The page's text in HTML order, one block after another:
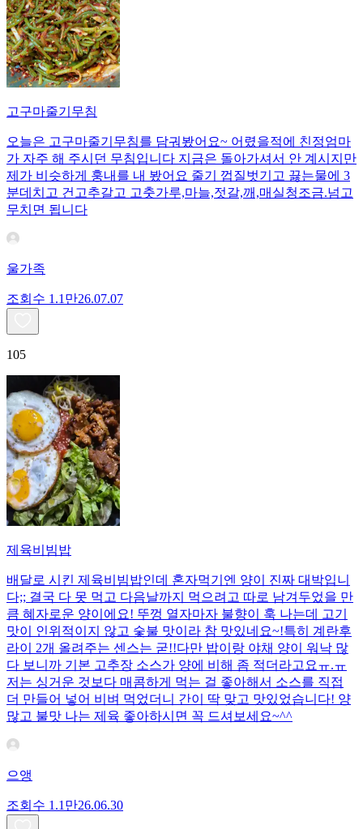
고구마줄기무침
오늘은 고구마줄기무침를 담궈봤어요~ 어렸을적에 친정엄마
가 자주 해 주시던 무침입니다 지금은 돌아가셔서 안 계시지만
제가 비슷하게 훙내를 내 봤어요 줄기 껍질벗기고 끓는물에 3
분데치고 건고추갈고 고춧가루,마늘,젓갈,깨,매실청조금.넘고
무치면 됩니다
울가족
조회수 1.1만26.07.07
105
제육비빔밥
배달로 시킨 제육비빔밥인데 혼자먹기엔 양이 진짜 대박입니
다;; 결국 다 못 먹고 다음날까지 먹으려고 따로 남겨두었을 만
큼 혜자로운 양이에요! 뚜껑 열자마자 불향이 훅 나는데 고기
맛이 인위적이지 않고 숯불 맛이라 참 맛있네요~!특히 계란후
라이 2개 올려주는 센스는 굳!! ​다만 밥이랑 야채 양이 워낙 많
다 보니까 기본 고추장 소스가 양에 비해 좀 적더라고요ㅠ.ㅠ
저는 싱거운 것보다 매콤하게 먹는 걸 좋아해서 소스를 직접
더 만들어 넣어 비벼 먹었더니 간이 딱 맞고 맛있었습니다! 양
많고 불맛 나는 제육 좋아하시면 꼭 드셔보세요~^^
으앵
조회수 1.1만26.06.30